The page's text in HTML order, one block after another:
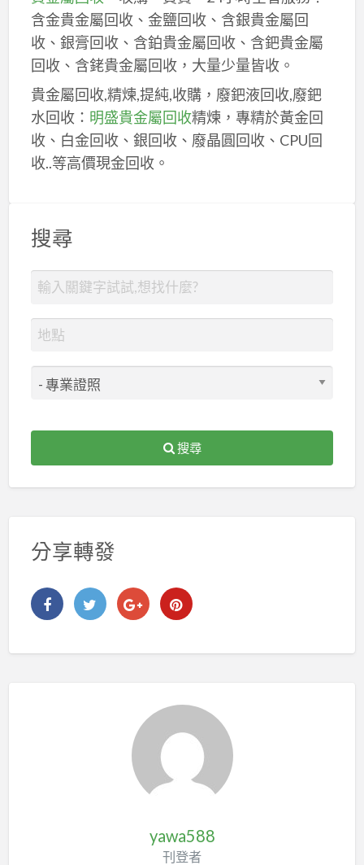
含金貴金屬回收、金鹽回收、含銀貴金屬回
收、銀膏回收、含鉑貴金屬回收、含鈀貴金屬
回收、含銠貴金屬回收，大量少量皆收。
貴金屬回收,精煉,提純,收購，廢鈀液回收,廢鈀
水回收： 明盛貴金屬回收精煉，專精於黃金回
收、白金回收、銀回收、廢晶圓回收、CPU回
收..等高價現金回收。
搜尋
搜尋
分享轉發
yawa588
刊登者